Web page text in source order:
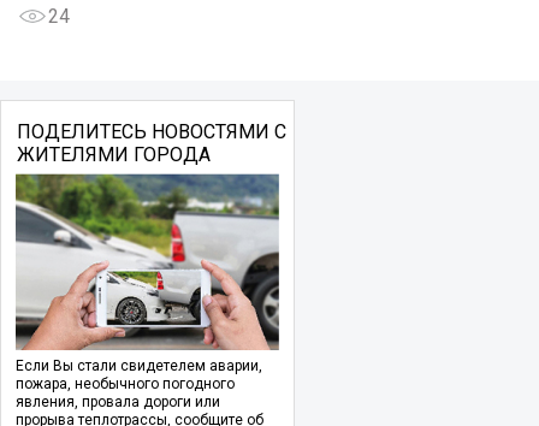
24
ПОДЕЛИТЕСЬ НОВОСТЯМИ С
ЖИТЕЛЯМИ ГОРОДА
Если Вы стали свидетелем аварии,
пожара, необычного погодного
явления, провала дороги или
прорыва теплотрассы, сообщите об